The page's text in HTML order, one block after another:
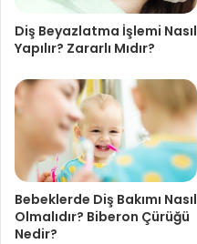
Diş Beyazlatma İşlemi Nasıl
Yapılır? Zararlı Mıdır?
Bebeklerde Diş Bakımı Nasıl
Olmalıdır? Biberon Çürüğü
Nedir?